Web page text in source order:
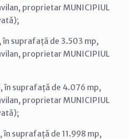
proprietar MUNICIPIUL
în suprafață de 3.503 mp,
proprietar MUNICIPIUL
în suprafață de 4.076 mp,
proprietar MUNICIPIUL
în suprafață de 11.998 mp,